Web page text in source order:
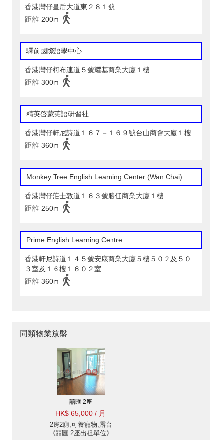
香港灣仔皇后大道東２８１號
距離 200m
驛前國際語學中心
香港灣仔柯布連道５號耀基商業大廈１樓
距離 300m
精英啓蒙英語研習社
香港灣仔軒尼詩道１６７－１６９號台山商會大廈１樓
距離 360m
Monkey Tree English Learning Center (Wan Chai)
香港灣仔莊士敦道１６３號勝任商業大廈１樓
距離 250m
Prime English Learning Centre
香港軒尼詩道１４５號安康商業大廈５樓５０２及５０
３室及１６樓１６０２室
距離 360m
同類物業放盤
囍匯 2座
HK$ 65,000 / 月
2房2廁,可養寵物,露台
《囍匯 2座出租單位》